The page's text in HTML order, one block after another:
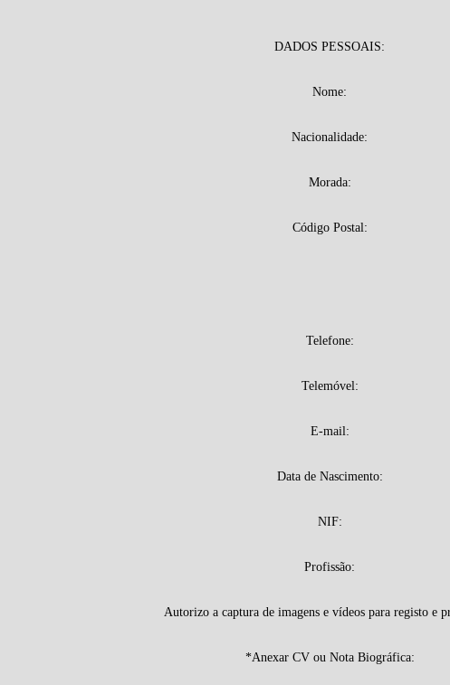
DADOS PESSOAIS:
Nome:
Nacionalidade:
Morada:
Código Postal:
Telefone:
Telemóvel:
E-mail:
Data de Nascimento:
NIF:
Profissão:
Autorizo a captura de imagens e vídeos para registo e
*Anexar CV ou Nota Biográfica: